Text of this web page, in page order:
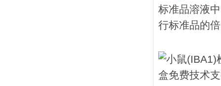
标准品溶液
行标准品的